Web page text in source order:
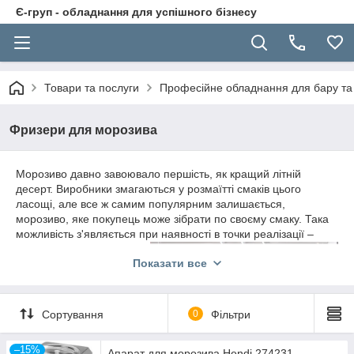
Є-груп - обладнання для успішного бізнесу
Товари та послуги Професійне обладнання для бару та
Фризери для морозива
Морозиво давно завоювало першість, як кращий літній
десерт. Виробники змагаються у розмаїтті смаків цього
ласощі, але все ж самим популярним залишається,
морозиво, яке покупець може зібрати по своєму смаку. Така
можливість з'являється при наявності в точки реалізації –
Фризер для морозива–
якого можна виготовляти
морозиво з м'якою і
твердою консистенцією,
Показати все
Сортування 0 Фільтри
–15%